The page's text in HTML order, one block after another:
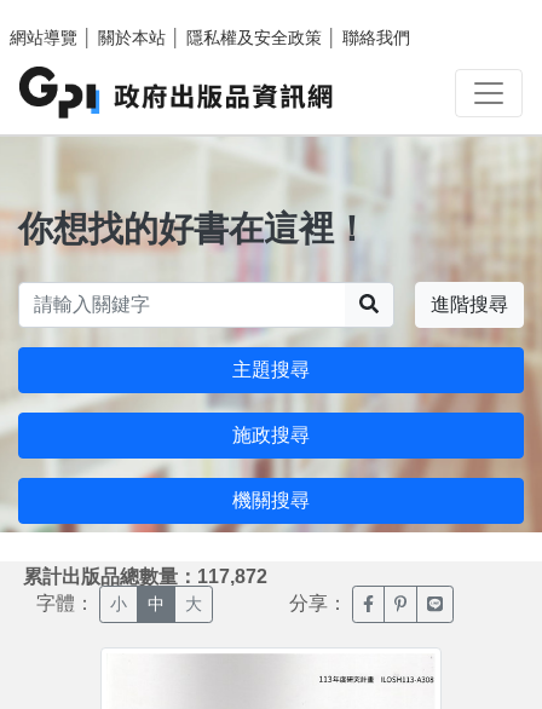
網站導覽
關於本站 隱私權及安全政策 聯絡我們
你想找的好書在這裡！
進階搜尋
主題搜尋
施政搜尋
機關搜尋
累計出版品總數量：117,872
字體： 小 中 大 分享： 臉書分享(另開新視窗)
噗浪分享(另開新
Line分享(另